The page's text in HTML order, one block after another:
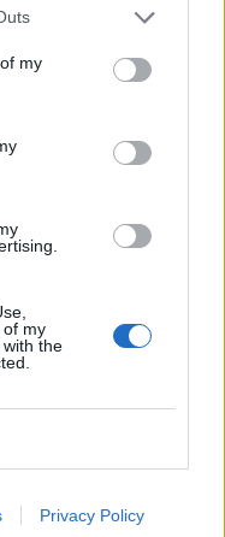
my
of my
the
Privacy Policy
μόνο των
εξόργισε
τον χρόνο λένε πως
εισαγωγικά,